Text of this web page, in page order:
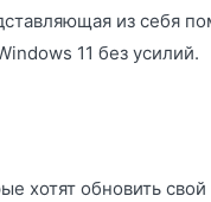
из себя
11 без усилий.
хотят обновить